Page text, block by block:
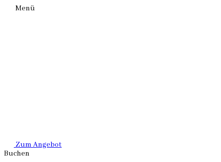
Menü
Zum Angebot
Buchen